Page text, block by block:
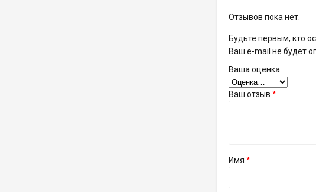
Отзывов пока нет.
Будьте первым, кто
Ваш e-mail не будет
Ваша оценка
Ваш отзыв *
Имя *